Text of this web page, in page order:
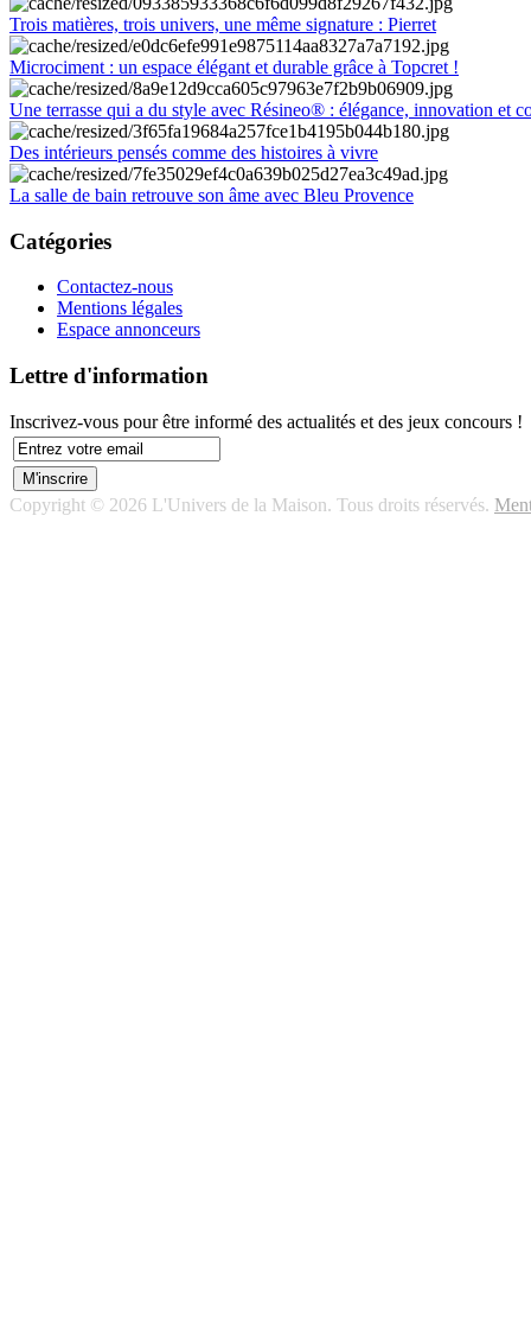
Trois matières, trois univers, une même signature : Pierret
Microciment : un espace élégant et durable grâce à Topcret !
Une terrasse qui a du style avec Résineo® : élégance, innovation et
Des intérieurs pensés comme des histoires à vivre
La salle de bain retrouve son âme avec Bleu Provence
Catégories
Contactez-nous
Mentions légales
Espace annonceurs
Lettre d'information
Inscrivez-vous pour être informé des actualités et des jeux concours !
Copyright © 2026 L'Univers de la Maison. Tous droits réservés.